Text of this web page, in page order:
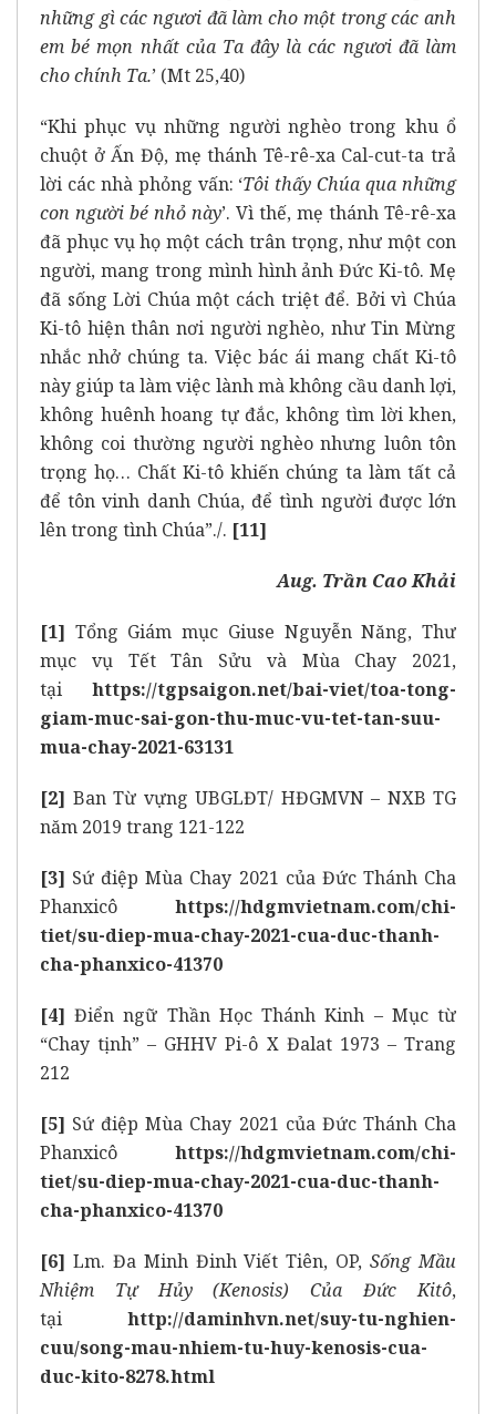
những gì các ngươi đã làm cho một trong các anh
em bé mọn nhất của Ta đây là các ngươi đã làm
cho chính Ta.’ (Mt 25,40)
“Khi phục vụ những người nghèo trong khu ổ
chuột ở Ấn Độ, mẹ thánh Tê-rê-xa Cal-cut-ta trả
lời các nhà phỏng vấn: ‘Tôi thấy Chúa qua những
con người bé nhỏ này’. Vì thế, mẹ thánh Tê-rê-xa
đã phục vụ họ một cách trân trọng, như một con
người, mang trong mình hình ảnh Đức Ki-tô. Mẹ
đã sống Lời Chúa một cách triệt để. Bởi vì Chúa
Ki-tô hiện thân nơi người nghèo, như Tin Mừng
nhắc nhở chúng ta. Việc bác ái mang chất Ki-tô
này giúp ta làm việc lành mà không cầu danh lợi,
không huênh hoang tự đắc, không tìm lời khen,
không coi thường người nghèo nhưng luôn tôn
trọng họ… Chất Ki-tô khiến chúng ta làm tất cả
để tôn vinh danh Chúa, để tình người được lớn
lên trong tình Chúa”./. [11]
Aug. Trần Cao Khải
[1] Tổng Giám mục Giuse Nguyễn Năng, Thư
mục vụ Tết Tân Sửu và Mùa Chay 2021,
tại https://tgpsaigon.net/bai-viet/toa-tong-
giam-muc-sai-gon-thu-muc-vu-tet-tan-suu-
mua-chay-2021-63131
[2] Ban Từ vựng UBGLĐT/ HĐGMVN – NXB TG
năm 2019 trang 121-122
[3] Sứ điệp Mùa Chay 2021 của Đức Thánh Cha
Phanxicô https://hdgmvietnam.com/chi-
tiet/su-diep-mua-chay-2021-cua-duc-thanh-
cha-phanxico-41370
[4] Điển ngữ Thần Học Thánh Kinh – Mục từ
“Chay tịnh” – GHHV Pi-ô X Đalat 1973 – Trang
212
[5] Sứ điệp Mùa Chay 2021 của Đức Thánh Cha
Phanxicô https://hdgmvietnam.com/chi-
tiet/su-diep-mua-chay-2021-cua-duc-thanh-
cha-phanxico-41370
[6] Lm. Đa Minh Đinh Viết Tiên, OP,Sống Mầu
Nhiệm Tự Hủy (Kenosis) Của Đức Kitô,
tại http://daminhvn.net/suy-tu-nghien-
cuu/song-mau-nhiem-tu-huy-kenosis-cua-
duc-kito-8278.html